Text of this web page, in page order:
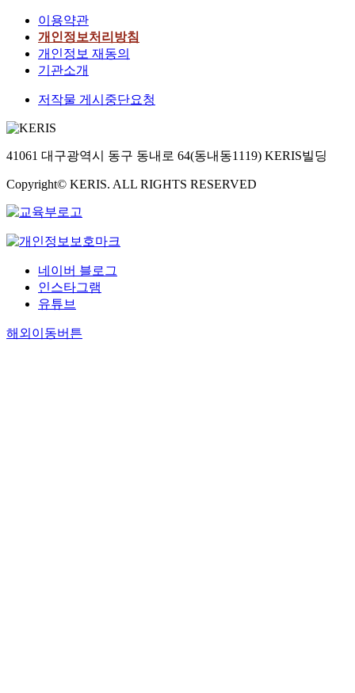
이용약관
개인정보처리방침
개인정보 재동의
기관소개
저작물 게시중단요청
41061 대구광역시 동구 동내로 64(동내동1119) KERIS빌딩
Copyright© KERIS. ALL RIGHTS RESERVED
네이버 블로그
인스타그램
유튜브
해외이동버튼